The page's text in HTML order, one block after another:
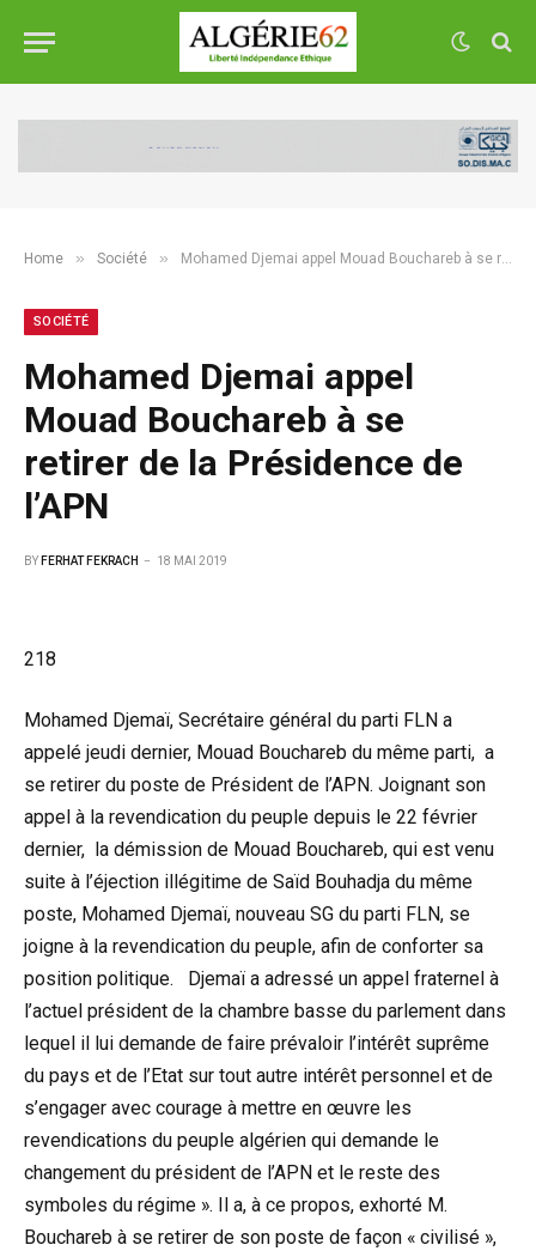
Home » Société » Mohamed Djemai appel Mouad Bouchareb à se retirer de la Présidence de l’APN
SOCIÉTÉ
Mohamed Djemai appel
Mouad Bouchareb à se
retirer de la Présidence de
l’APN
BY FERHAT FEKRACH 18 MAI 2019
218
Mohamed Djemaï, Secrétaire général du parti FLN a
appelé jeudi dernier, Mouad Bouchareb du même parti, a
se retirer du poste de Président de l’APN. Joignant son
appel à la revendication du peuple depuis le 22 février
dernier, la démission de Mouad Bouchareb, qui est venu
suite à l’éjection illégitime de Saïd Bouhadja du même
poste, Mohamed Djemaï, nouveau SG du parti FLN, se
joigne à la revendication du peuple, afin de conforter sa
position politique. Djemaï a adressé un appel fraternel à
l’actuel président de la chambre basse du parlement dans
lequel il lui demande de faire prévaloir l’intérêt suprême
du pays et de l’Etat sur tout autre intérêt personnel et de
s’engager avec courage à mettre en œuvre les
revendications du peuple algérien qui demande le
changement du président de l’APN et le reste des
symboles du régime ». Il a, à ce propos, exhorté M.
Bouchareb à se retirer de son poste de façon « civilisé »,